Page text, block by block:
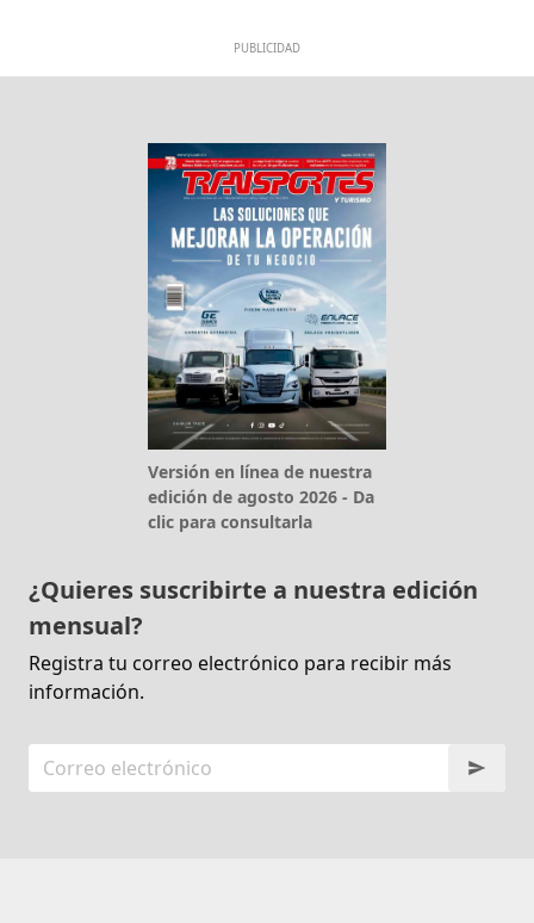
PUBLICIDAD
Versión en línea de nuestra
edición de agosto 2026 - Da
clic para consultarla
¿Quieres suscribirte a nuestra edición
mensual?
Registra tu correo electrónico para recibir más
información.